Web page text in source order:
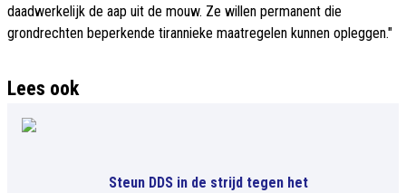
daadwerkelijk de aap uit de mouw. Ze willen permanent die
grondrechten beperkende tirannieke maatregelen kunnen opleggen."
Lees ook
Steun DDS in de strijd tegen het